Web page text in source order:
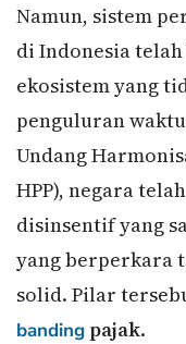
Namun, sistem
di Indonesia
ekosistem yang
penguluran
Undang
HPP), negara
disinsentif yang
yang berperkara
solid. Pilar
bandingpajak.